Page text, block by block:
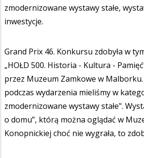
zmodernizowane wystawy stałe,
inwestycje.
Grand Prix 46. Konkursu zdobyła w
„HOŁD 500. Historia - Kultura -
przez Muzeum Zamkowe w
podczas wydarzenia mieliśmy w
zmodernizowane wystawy stałe".
o domu”, którą można oglądać w
Konopnickiej choć nie wygrała, to